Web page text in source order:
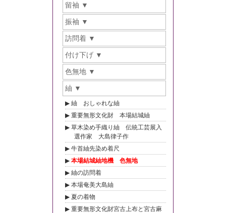
留袖
振袖
訪問着
付け下げ
色無地
紬
紬 おしゃれな紬
重要無形文化財 本場結城紬
草木染め手織り紬 伝統工芸展入
選作家 大島律子作
牛首紬先染め着尺
本場結城紬地機 色無地
紬の訪問着
本場奄美大島紬
夏の着物
重要無形文化財宮古上布と宮古麻